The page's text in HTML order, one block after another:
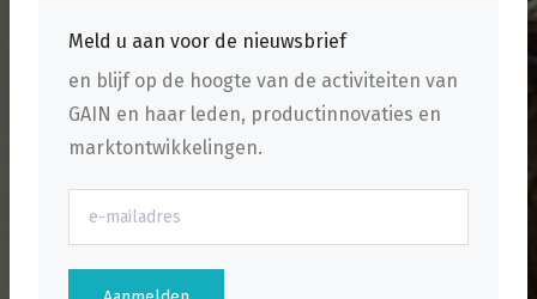
Meld u aan voor de nieuwsbrief
en blijf op de hoogte van de activiteiten van
GAIN en haar leden, productinnovaties en
marktontwikkelingen.